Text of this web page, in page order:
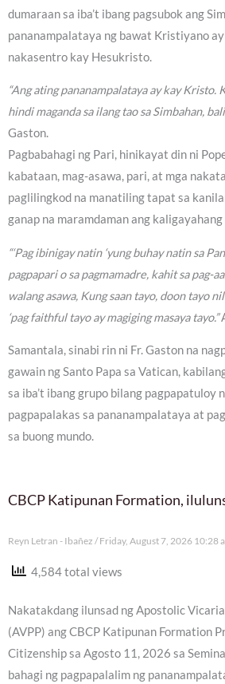
dumaraan sa iba’t ibang pagsubok ang
pananampalataya ng bawat Kristiyano
nakasentro kay Hesukristo.
“Ang ating pananampalataya ay kay Kristo.
hindi maganda sa ilang tao sa Simbahan,
Gaston.
Pagbabahagi ng Pari, hinikayat din ni
kabataan, mag-asawa, pari, at mga
paglilingkod na manatiling tapat sa
ganap na maramdaman ang
“‘Pag ibinigay natin ‘yung buhay natin sa
pagpapari o sa pagmamadre, kahit sa pag-
walang asawa, Kung saan tayo, doon tayo
‘pag faithful tayo ay magiging masaya tayo.”
Samantala, sinabi rin ni Fr. Gaston na
gawain ng Santo Papa sa Vatican,
sa iba’t ibang grupo bilang pagpapatuloy
pagpapalakas sa pananampalataya at
sa buong mundo.
CBCP Katipunan Formation,
Reyn Letran - Ibañez Friday, August 7, 2026 10:28
4,584 total views
Nakatakdang ilunsad ng Apostolic
(AVPP) ang CBCP Katipunan Formation
Citizenship sa Agosto 11, 2026 sa
bahagi ng pagpapalalim ng